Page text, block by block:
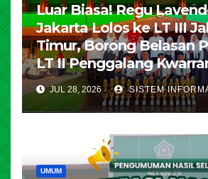
Luar Biasa! Regu
Jakarta Lolos ke LT III
Timur, Borong Belasan
LT II Penggalang
JUL 28, 2026 SISTEM
UMUM